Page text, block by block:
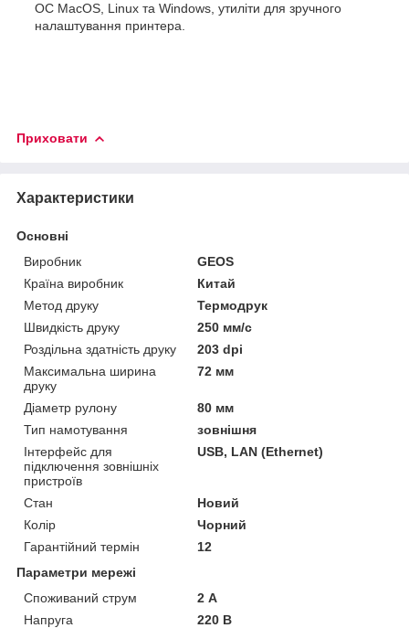
ОС MacOS, Linux та Windows, утиліти для зручного
налаштування принтера.
Приховати
Характеристики
Основні
Виробник
GEOS
Країна виробник
Китай
Метод друку
Термодрук
Швидкість друку
250 мм/с
Роздільна здатність друку
203 dpi
Максимальна ширина
друку
72 мм
Діаметр рулону
80 мм
Тип намотування
зовнішня
Інтерфейс для
підключення зовнішніх
пристроїв
USB, LAN (Ethernet)
Стан
Новий
Колір
Чорний
Гарантійний термін
12
Параметри мережі
Споживаний струм
2 А
Напруга
220 В